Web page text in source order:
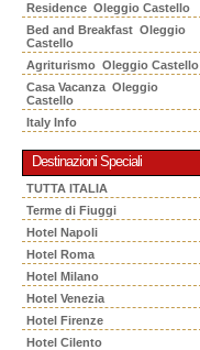
Residence Oleggio Castello
Bed and Breakfast Oleggio
Castello
Agriturismo Oleggio Castello
Casa Vacanza Oleggio
Castello
Italy Info
Destinazioni Speciali
TUTTA ITALIA
Terme di Fiuggi
Hotel Napoli
Hotel Roma
Hotel Milano
Hotel Venezia
Hotel Firenze
Hotel Cilento